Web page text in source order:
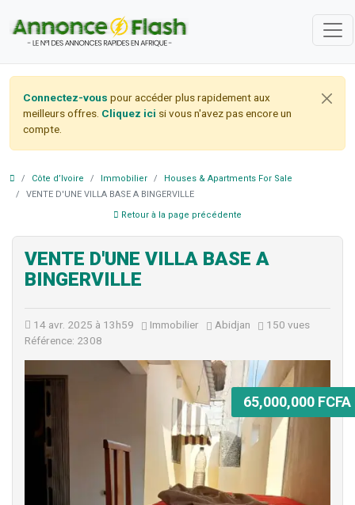
Connectez-vous pour accéder plus rapidement aux
meilleurs offres. Cliquez ici si vous n'avez pas encore un
compte.
Côte d’Ivoire Immobilier
Houses & Apartments For Sale
VENTE D'UNE VILLA BASE A BINGERVILLE
Retour à la page précédente
VENTE D'UNE VILLA BASE A
BINGERVILLE
14 avr. 2025 à 13h59 Immobilier Abidjan
150 vues
Référence: 2308
65,000,000 FCFA